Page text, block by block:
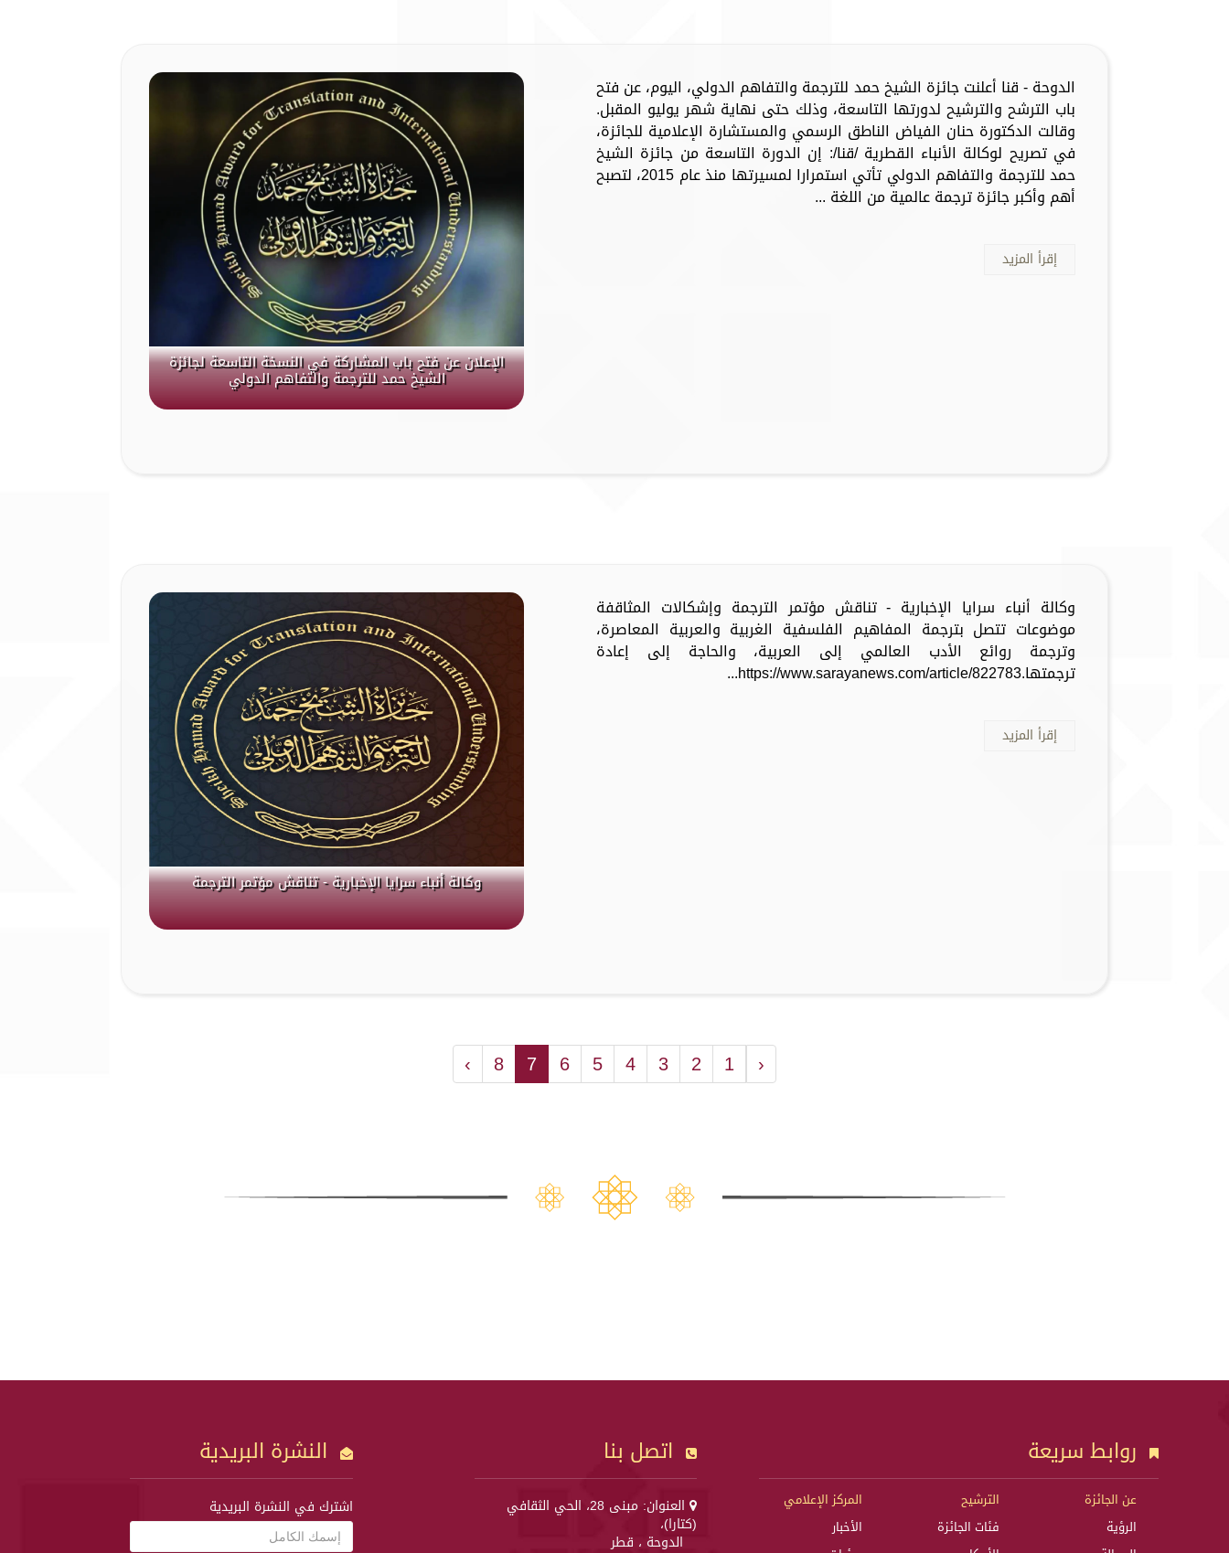
الإعلان عن فتح باب المشاركة في النسخة التاسعة لجائزة
الشيخ حمد للترجمة والتفاهم الدولي
الدوحة - قنا أعلنت جائزة الشيخ حمد للترجمة والتفاهم الدولي، اليوم، عن فتح
باب الترشح والترشيح لدورتها التاسعة، وذلك حتى نهاية شهر يوليو المقبل.
وقالت الدكتورة حنان الفياض الناطق الرسمي والمستشارة الإعلامية للجائزة،
في تصريح لوكالة الأنباء القطرية /قنا/: إن الدورة التاسعة من جائزة الشيخ
حمد للترجمة والتفاهم الدولي تأتي استمرارا لمسيرتها منذ عام 2015، لتصبح
أهم وأكبر جائزة ترجمة عالمية من اللغة ...
إقرأ المزيد
وكالة أنباء سرايا الإخبارية - تناقش مؤتمر الترجمة
وكالة أنباء سرايا الإخبارية - تناقش مؤتمر الترجمة وإشكالات المثاقفة
موضوعات تتصل بترجمة المفاهيم الفلسفية الغربية والعربية المعاصرة،
وترجمة روائع الأدب العالمي إلى العربية، والحاجة إلى إعادة
ترجمتها.https://www.sarayanews.com/article/822783...
إقرأ المزيد
‹
1
2
3
4
5
6
7
8
›
روابط سريعة
عن الجائزة
الرؤية
الترشيح
فئات الجائزة
المركز الإعلامي
الأخبار
اتصل بنا
العنوان: مبنى 28، الحي الثقافي
(كتارا)،
الدوحة ، قطر
النشرة البريدية
اشترك في النشرة البريدية